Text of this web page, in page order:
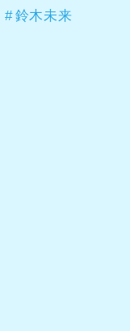
鈴木未来